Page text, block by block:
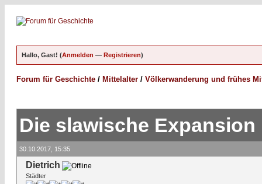
Hallo, Gast! (Anmelden — Registrieren)
Forum für Geschichte / Mittelalter / Völkerwanderung und frühes
Die slawische Expansion
30.10.2017, 15:35
Dietrich
Städter